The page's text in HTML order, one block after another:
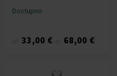
Dostupno
33,00 € 68,00 €